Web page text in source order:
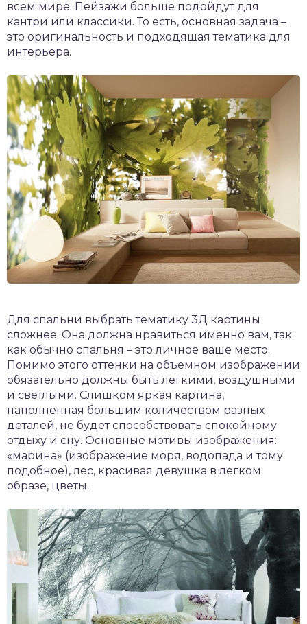
всем мире. Пейзажи больше подойдут для
кантри или классики. То есть, основная задача –
это оригинальность и подходящая тематика для
интерьера.
Для спальни выбрать тематику 3Д картины
сложнее. Она должна нравиться именно вам, так
как обычно спальня – это личное ваше место.
Помимо этого оттенки на объемном изображении
обязательно должны быть легкими, воздушными
и светлыми. Слишком яркая картина,
наполненная большим количеством разных
деталей, не будет способствовать спокойному
отдыху и сну. Основные мотивы изображения:
«марина» (изображение моря, водопада и тому
подобное), лес, красивая девушка в легком
образе, цветы.